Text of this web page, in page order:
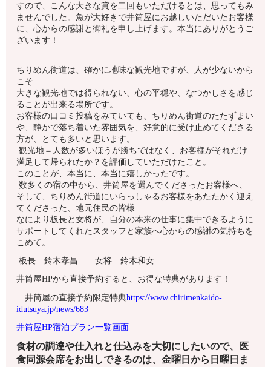
すので、こんな大きな賞を二回もいただけるとは、思ってもみ
ませんでした。魚が大好きで井筒屋にお越しいただいたお客様
に、心からの感謝と御礼を申し上げます。本当にありがとうご
ざいます！
ちりめん街道は、確かに地味な観光地ですが、人が少ないから
こそ
大きな観光地では得られない、心の平穏や、なつかしさを感じ
ることが出来る場所です。
お客様の口コミ投稿をみていても、ちりめん街道のたたずまい
や、静かで落ち着いた雰囲気を、好意的に受け止めてくださる
方が、とても多いと思います。
観光地＝人数が多いほうが勝ちではなく、お客様がそれだけ
満足して帰られたか？を評価していただけたこと。
このことが、本当に、本当に嬉しかったです。
数多くの宿の中から、井筒屋を選んでくださったお客様へ、
そして、ちりめん街道にいらっしゃるお客様をあたたかく迎え
てくださった、地元住民の皆様
なにより板長と女将が、自分の本来の仕事に集中できるように
サポートしてくれたスタッフと家族へ心からの感謝の気持ちを
こめて。
板長 鈴木孝昌 女将 鈴木和女
井筒屋HPから直接予約すると、お得な特典があります！
井筒屋の直接予約限定特典https://www.chirimenkaido-
idutsuya.jp/news/683
井筒屋HP宿泊プラン一覧画面
食材の調達や仕入れと仕込みを大切にしたいので、医
食同源会席をお出しできるのは、金曜日から日曜日ま